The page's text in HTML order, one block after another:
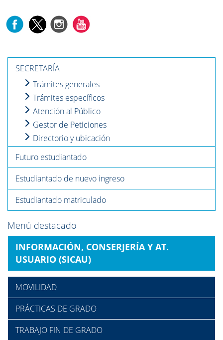
SECRETARÍA
Trámites generales
Trámites específicos
Atención al Público
Gestor de Peticiones
Directorio y ubicación
Futuro estudiantado
Estudiantado de nuevo ingreso
Estudiantado matriculado
Menú destacado
INFORMACIÓN, CONSERJERÍA Y AT.
USUARIO (SICAU)
MOVILIDAD
PRÁCTICAS DE GRADO
TRABAJO FIN DE GRADO